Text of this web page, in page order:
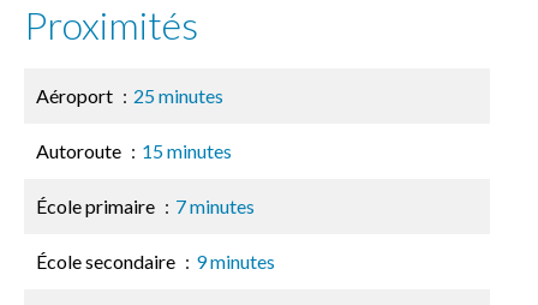
Proximités
Aéroport 25 minutes
Autoroute 15 minutes
École primaire 7 minutes
École secondaire 9 minutes